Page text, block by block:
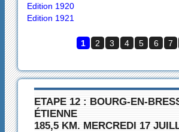
Edition 1920
Edition 1921
1 2 3 4 5 6 7
ETAPE 12 : BOURG-EN-
ÉTIENNE
185,5 KM. MERCREDI 17